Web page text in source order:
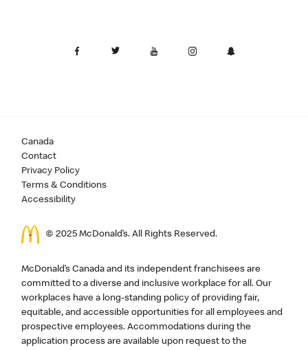
Canada
Contact
Privacy Policy
Terms & Conditions
Accessibility
© 2025 McDonald’s. All Rights Reserved.
McDonald’s Canada and its independent franchisees are
committed to a diverse and inclusive workplace for all. Our
workplaces have a long-standing policy of providing fair,
equitable, and accessible opportunities for all employees and
prospective employees. Accommodations during the
application process are available upon request to the